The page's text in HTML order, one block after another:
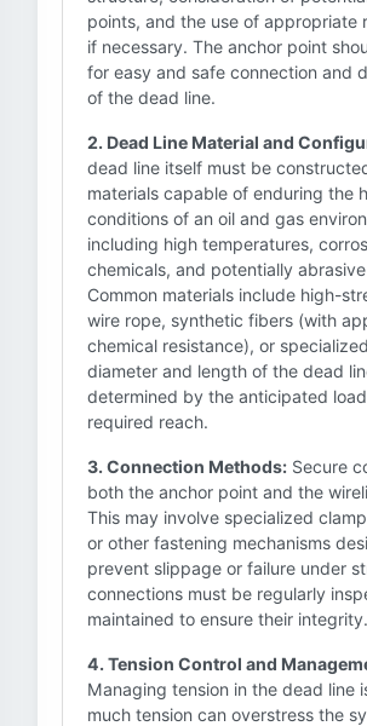
points, and the use of appropriate
if necessary. The anchor point
for easy and safe connection and
of the dead line.
2. Dead Line Material and
dead line itself must be
materials capable of enduring the
conditions of an oil and gas
including high temperatures,
chemicals, and potentially
Common materials include high-
wire rope, synthetic fibers (with
chemical resistance), or
diameter and length of the dead
determined by the anticipated
required reach.
3. Connection Methods: Secure
both the anchor point and the
This may involve specialized
or other fastening mechanisms
prevent slippage or failure under
connections must be regularly
maintained to ensure their integrity.
4. Tension Control and
Managing tension in the dead line
much tension can overstress the